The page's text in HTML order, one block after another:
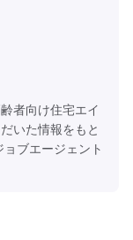
者向け住宅エイ
いた情報をもと
ブエージェント